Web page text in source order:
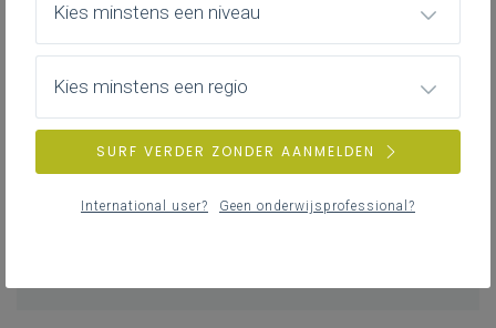
Waar kan je de brochure over chemicaliën
op school (COS) terugvinden? Hoe kan je
er zinvol mee omgaan? Wanneer en hoe
voer je een risicoanalyse uit in de
praktische lessen natuurwetenschappen?
Wat zegt de regelgeving over dierlijk
restafval op school?
Kies minstens een niveau
Kies minstens een regio
SURF VERDER ZONDER AANMELDEN
International user? Geen onderwijsprofessional?